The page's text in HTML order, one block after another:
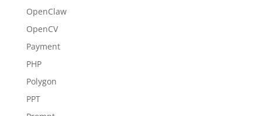
OpenClaw
OpenCV
Payment
PHP
Polygon
PPT